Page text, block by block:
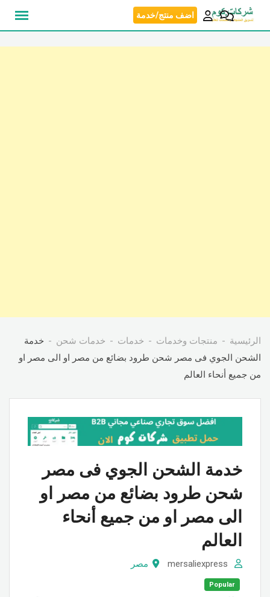
انتقل
اضف منتج/خدمة
الرئيسية منتجات وخدمات خدمات خدمات شحن
خدمة
الشحن الجوي فى مصر شحن طرود بضائع من مصر او الى مصر او
من جميع أنحاء العالم
خدمة الشحن الجوي فى مصر
شحن طرود بضائع من مصر او
الى مصر او من جميع أنحاء
العالم
مصر
Popular